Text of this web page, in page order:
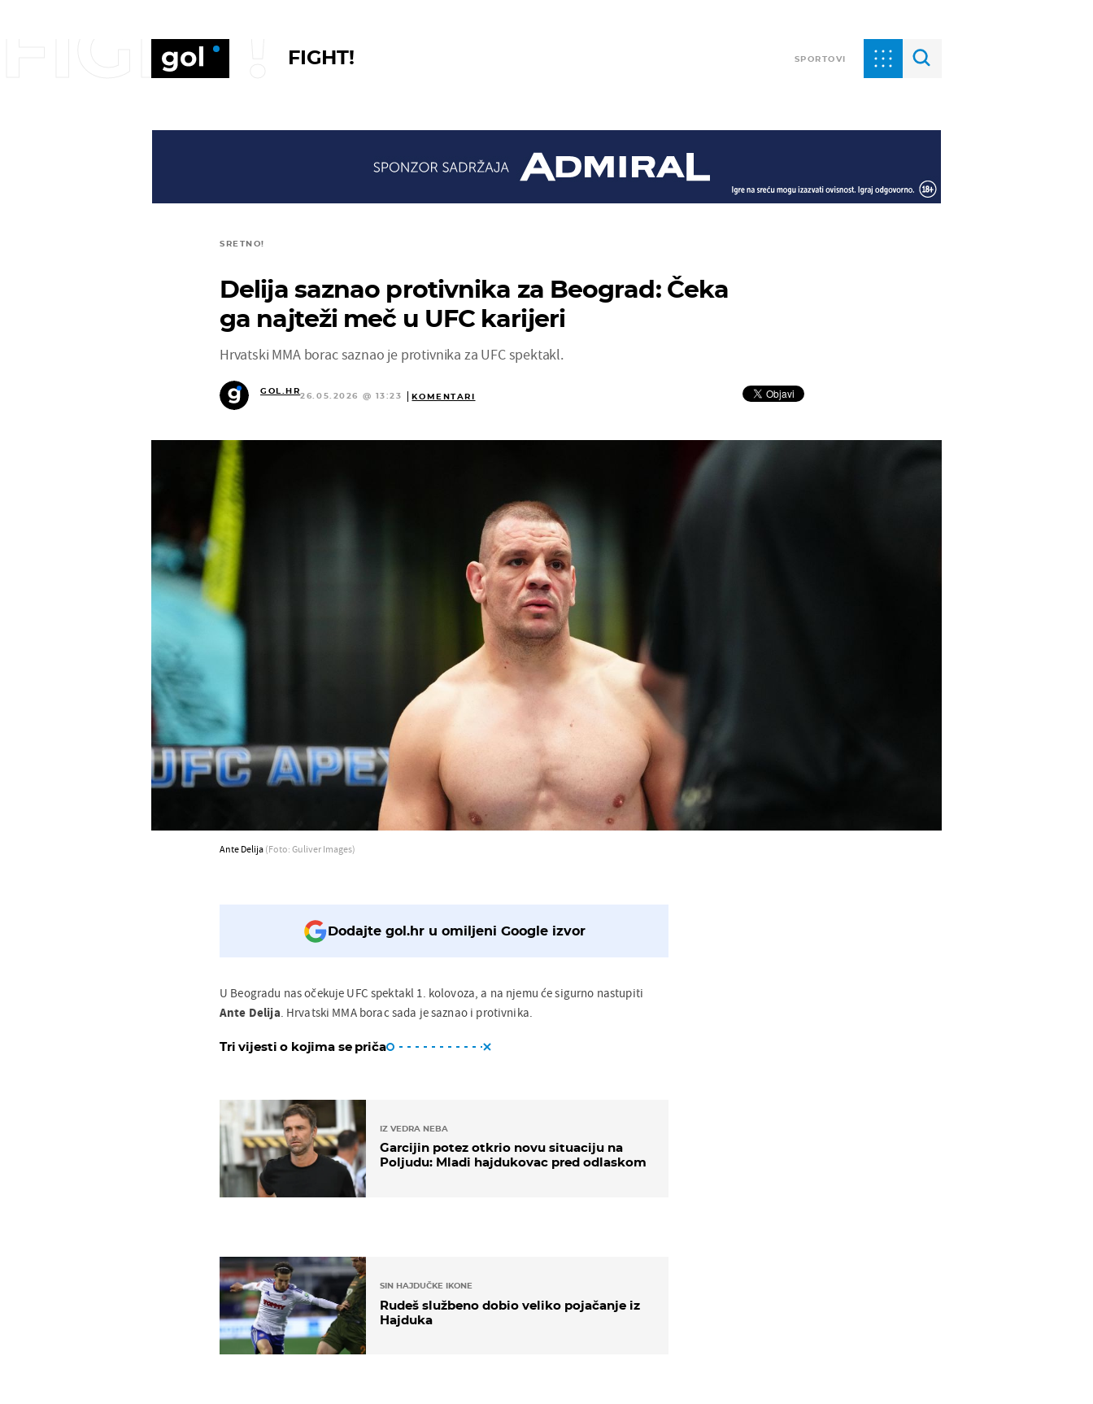
FIGHT! SPORTOVI
FIGHT!
SRETNO!
Delija saznao protivnika za Beograd: Čeka
ga najteži meč u UFC karijeri
Hrvatski MMA borac saznao je protivnika za UFC spektakl.
GOL.HR
26.05.2026 @ 13:23 KOMENTARI
Ante Delija (Foto: Guliver Images)
Dodajte gol.hr u omiljeni Google izvor
U Beogradu nas očekuje UFC spektakl 1. kolovoza, a na njemu će sigurno nastupiti
Ante Delija. Hrvatski MMA borac sada je saznao i protivnika.
Tri vijesti o kojima se priča
IZ VEDRA NEBA
Garcijin potez otkrio novu situaciju na
Poljudu: Mladi hajdukovac pred odlaskom
SIN HAJDUČKE IKONE
Rudeš službeno dobio veliko pojačanje iz
Hajduka